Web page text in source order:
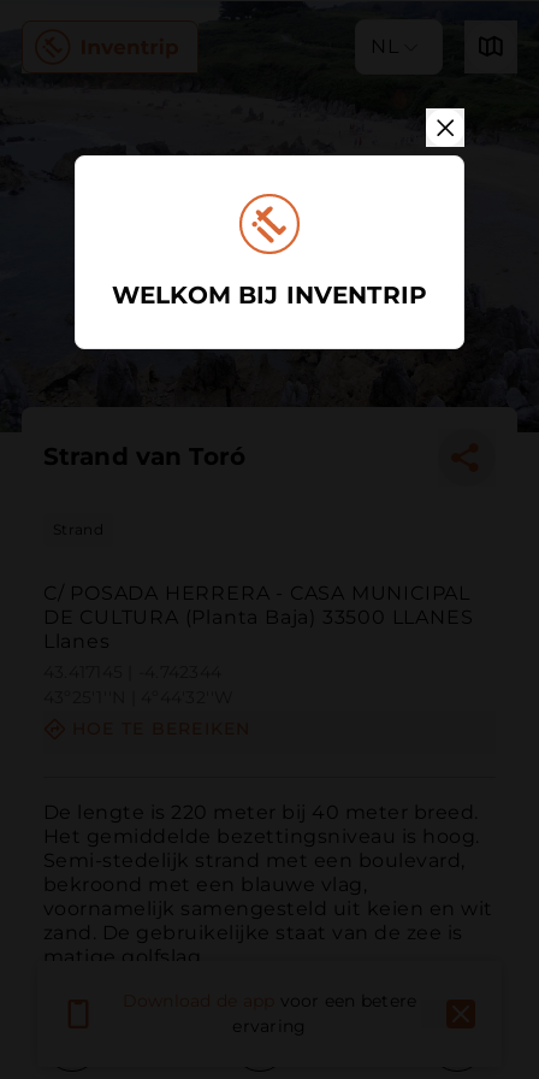
NL
Strand van Toró
Strand
C/ POSADA HERRERA - CASA MUNICIPAL
DE CULTURA (Planta Baja) 33500 LLANES
Llanes
De lengte is 220 meter bij 40 meter breed.
Het gemiddelde bezettingsniveau is hoog.
Semi-stedelijk strand met een boulevard,
bekroond met een blauwe vlag,
voornamelijk samengesteld uit keien en wit
zand. De gebruikelijke staat van de zee is
matige golfslag.
voor een betere
ervaring
WELKOM BIJ INVENTRIP